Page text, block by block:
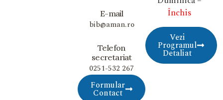
Închis
Vezi
Programul
Detaliat
E-mail
bib@aman.ro
Telefon
secretariat
0251-532 267
Formular
Contact